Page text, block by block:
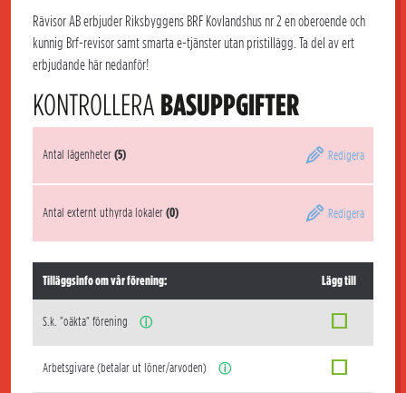
Rävisor AB erbjuder Riksbyggens BRF Kovlandshus nr 2 en oberoende och
kunnig Brf-revisor samt smarta e-tjänster utan pristillägg. Ta del av ert
erbjudande här nedanför!
KONTROLLERA BASUPPGIFTER
Antal lägenheter(5) Redigera
Antal externt uthyrda lokaler(0) Redigera
Tilläggsinfo om vår förening: Lägg till
S.k. "oäkta" förening ⓘ
Arbetsgivare (betalar ut löner/arvoden) ⓘ